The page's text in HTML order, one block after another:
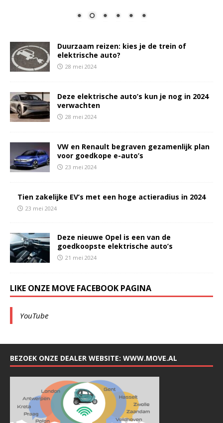
Duurzaam reizen: kies je de trein of
elektrische auto?
28 mei 2024
Deze elektrische auto’s kun je nog in 2024
verwachten
28 mei 2024
VW en Renault begraven gezamenlijk plan
voor goedkope e-auto’s
23 mei 2024
Tien zakelijke EV’s met een hoge actieradius in 2024
23 mei 2024
Deze nieuwe Opel is een van de
goedkoopste elektrische auto’s
21 mei 2024
LIKE ONZE MOVE FACEBOOK PAGINA
YouTube
BEZOEK ONZE DEALER WEBSITE: WWW.MOVE.AL